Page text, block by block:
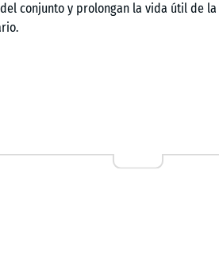
conjunto y prolongan la vida útil de la
rehabilitación y geriatría, sobre todo